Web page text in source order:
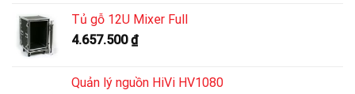
Tủ gỗ 12U Mixer Full
4.657.500₫
Quản lý nguồn HiVi HV1080